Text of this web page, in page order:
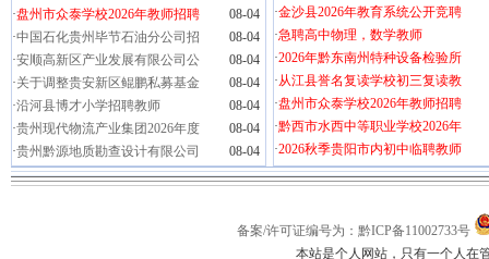
·盘州市众泰学校2026年教师招聘
08-04
·中国石化贵州毕节石油分公司招
08-04
·安顺高新区产业发展有限公司公
08-04
·关于调整贵安新区鲲鹏私募基金
08-04
·沿河县博才小学招聘教师
08-04
·贵州现代物流产业集团2026年度
08-04
·贵州黔源地质勘查设计有限公司 08-04
·金沙县2026年教育系统公开竞聘
·急聘高中物理，数学教师
·2026年黔东南州特种设备检验所
·从江县誉名复读学校初三复读教
·盘州市众泰学校2026年教师招聘
·黔西市水西中等职业学校2026年
·2026秋季贵阳市内初中临聘教师
备案/许可证编号为：黔ICP备11002733号
本站是个人网站，只有一个人在